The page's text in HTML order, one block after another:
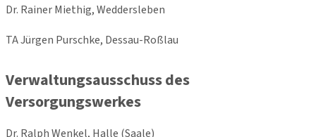
Dr. Rainer Miethig, Weddersleben
TA Jürgen Purschke, Dessau-Roßlau
Verwaltungsausschuss des
Versorgungswerkes
Dr. Ralph Wenkel, Halle (Saale)